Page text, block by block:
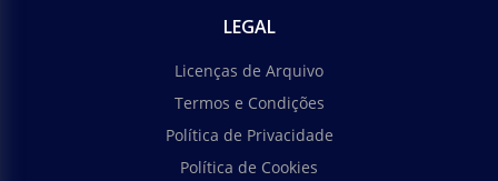
LEGAL
Licenças de Arquivo
Termos e Condições
Política de Privacidade
Política de Cookies